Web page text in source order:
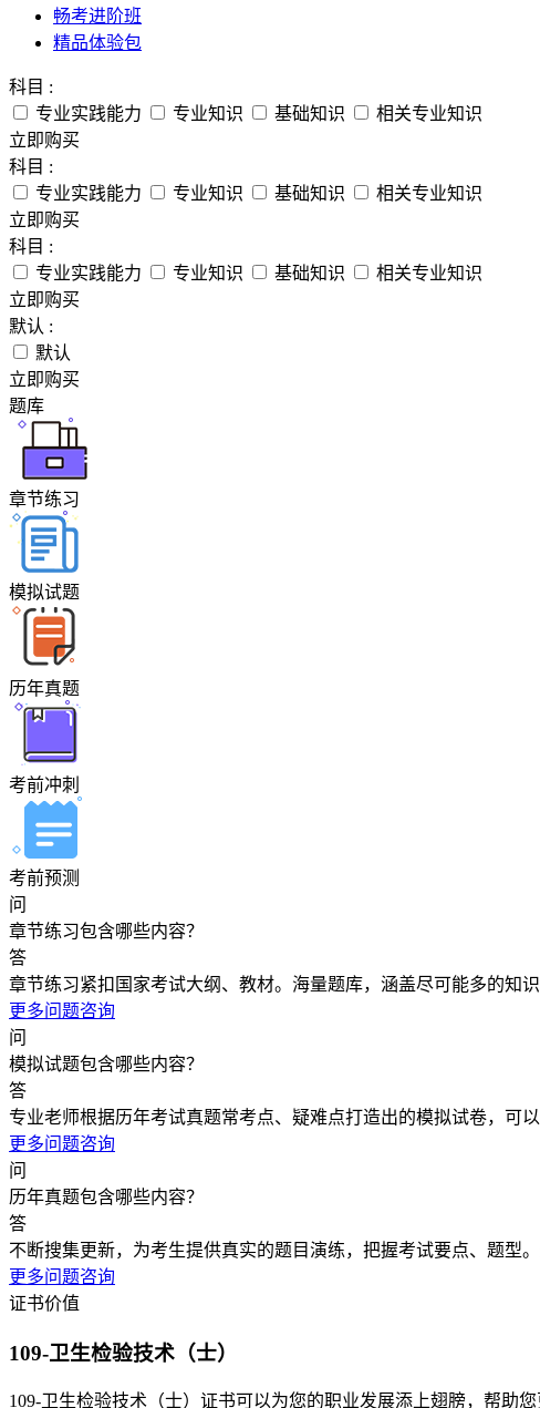
畅考进阶班
精品体验包
科目 :
专业实践能力
专业知识 基础知识
相关专业知识
立即购买
科目 :
专业实践能力
专业知识 基础知识
相关专业知识
立即购买
科目 :
专业实践能力
专业知识 基础知识
相关专业知识
立即购买
默认 :
默认
立即购买
题库
章节练习
模拟试题
历年真题
考前冲刺
考前预测
问
章节练习包含哪些内容？
答
章节练习紧扣国家考试大纲、教材。海量题库，涵盖尽可能多的知
更多问题咨询
问
模拟试题包含哪些内容？
答
专业老师根据历年考试真题常考点、疑难点打造出的模拟试卷，可
更多问题咨询
问
历年真题包含哪些内容？
答
不断搜集更新，为考生提供真实的题目演练，把握考试要点、题型
更多问题咨询
证书价值
109-卫生检验技术（士）
109-卫生检验技术（士）证书可以为您的职业发展添上翅膀，帮助